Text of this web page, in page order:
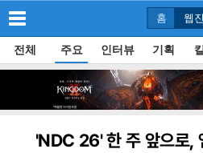
홈 웹진
전체 주요 인터뷰 기획
'NDC 26' 한 주 앞으로,